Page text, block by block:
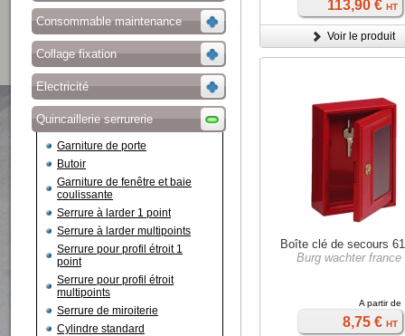
Consommable maintenance
Collage fixation
Electricité
Quincaillerie serrurerie
Garniture de porte
Butoir
Garniture de fenêtre et baie
coulissante
Serrure à larder 1 point
Serrure à larder multipoints
Serrure pour profil étroit 1
point
Serrure pour profil étroit
multipoints
Serrure de miroiterie
Cylindre standard
113,90 € HT
Voir le produit
Boîte clé de secours
Burg wachter france
A partir de
8,75 € HT